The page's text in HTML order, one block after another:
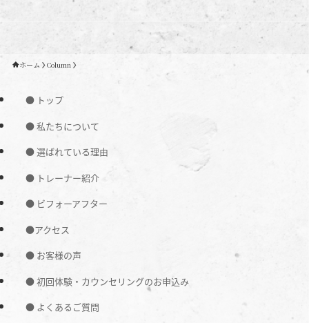
ホーム Column
● トップ
● 私たちについて
● 選ばれている理由
● トレーナー紹介
● ビフォーアフター
●アクセス
● お客様の声
● 初回体験・カウンセリングのお申込み
● よくあるご質問